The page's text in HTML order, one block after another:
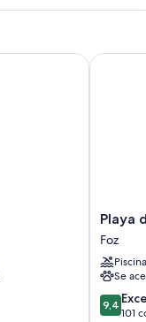
Playa
de
Foz
Hotel
&
Spa
by
Playa
Foz
Piscina
Se
9.4
sobre
9,4
101
Playa